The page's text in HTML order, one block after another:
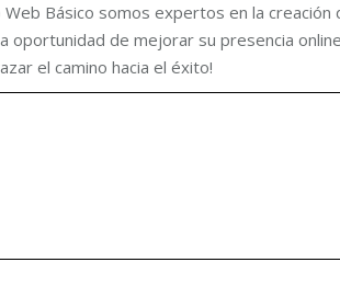
Básico somos expertos en la
de mejorar su presencia
el camino hacia el éxito!